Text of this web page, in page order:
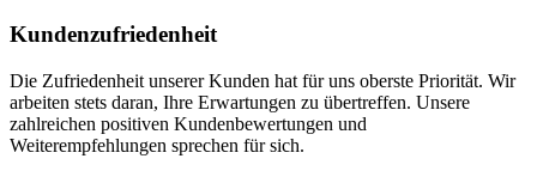
Kundenzufriedenheit
Die Zufriedenheit unserer Kunden hat für uns oberste Priorität. Wir
arbeiten stets daran, Ihre Erwartungen zu übertreffen. Unsere
zahlreichen positiven Kundenbewertungen und
Weiterempfehlungen sprechen für sich.